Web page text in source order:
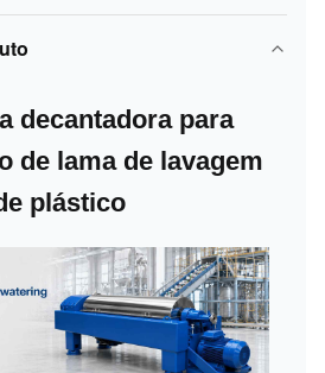
decantadora para
de lama de lavagem
plástico